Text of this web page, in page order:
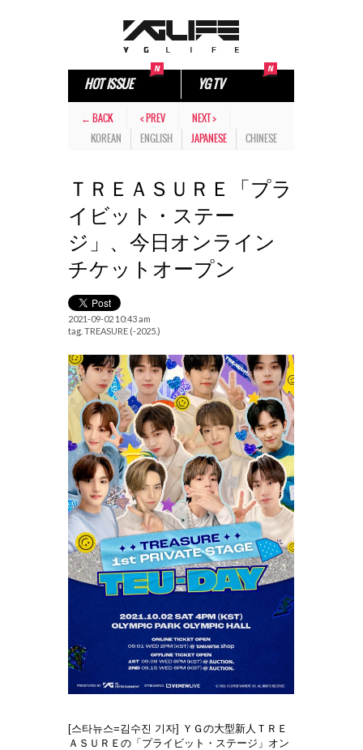
HOT ISSUE YG TV
← BACK < PREV
NEXT >
KOREAN
ENGLISH JAPANESE CHINESE
ＴＲＥＡＳＵＲＥ「プラ
イビット・ステー
ジ」、今日オンライン
チケットオープン
2021-09-02 10:43 am
tag. TREASURE (-2025.)
[스타뉴스=김수진 기자] ＹＧの大型新人ＴＲＥ
ＡＳＵＲＥの「プライビット・ステージ」オン